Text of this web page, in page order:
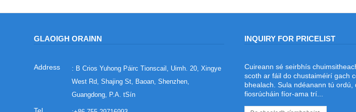
GLAOIGH ORAINN
: B Crios Yuhong Páirc Tionscail, Uimh. 20, Xingye
West Rd, Shajing St, Baoan, Shenzhen,
Guangdong, P.A. tSín
INQUIRY FOR PRICELIST
Cuireann sé seirbhís
scoth ar fáil do chustaiméirí gach
bhealach. Sula ndéanann tú ordú,
fiosrúcháin fíor-ama trí...
Cad é